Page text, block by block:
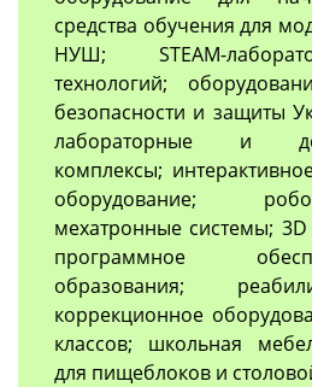
средства обучения для
НУШ; STEAM-
технологий;
безопасности и защиты
лабораторные и
комплексы;
оборудование;
мехатронные системы;
программное
образования;
коррекционное
классов; школьная
для пищеблоков и